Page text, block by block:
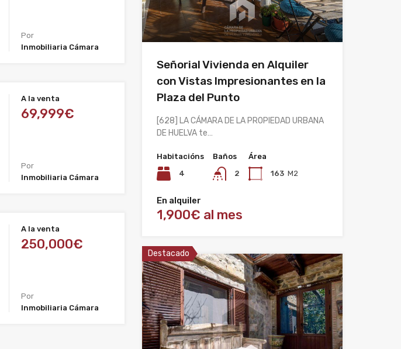
Por
Inmobiliaria Cámara
A la venta
69,999€
Por
Inmobiliaria Cámara
A la venta
250,000€
Por
Inmobiliaria Cámara
Señorial Vivienda en Alquiler
con Vistas Impresionantes en la
Plaza del Punto
[628] LA CÁMARA DE LA PROPIEDAD URBANA
DE HUELVA te…
Habitacións
4
Baños
2
Área
163 M2
En alquiler
1,900€ al mes
Destacado